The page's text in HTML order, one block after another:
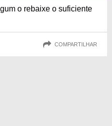
o rebaixe o suficiente
COMPARTILHAR